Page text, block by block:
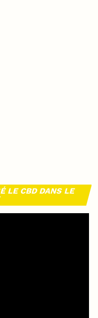
LE CBD DANS LE